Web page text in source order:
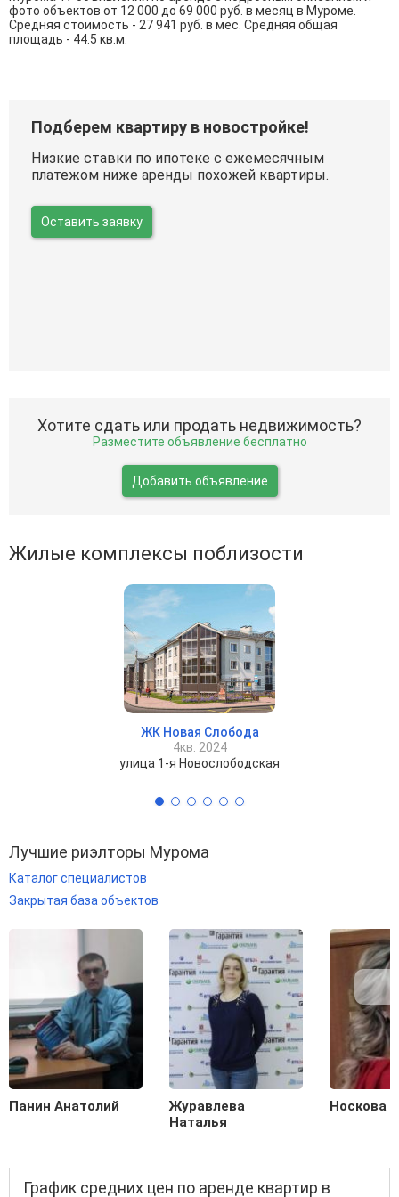
фото объектов от 12 000 до 69 000 руб. в месяц в Муроме.
Средняя стоимость - 27 941 руб. в мес. Средняя общая
площадь - 44.5 кв.м.
Подберем квартиру в новостройке!
Низкие ставки по ипотеке с ежемесячным
платежом ниже аренды похожей квартиры.
Оставить заявку
Хотите сдать или продать недвижимость?
Разместите объявление бесплатно
Добавить объявление
Жилые комплексы поблизости
ЖК Новая Слобода
4кв. 2024
улица 1-я Новослободская
Лучшие риэлторы Мурома
Каталог специалистов
Закрытая база объектов
Панин Анатолий
Журавлева
Наталья
Носкова
График средних цен по аренде квартир в